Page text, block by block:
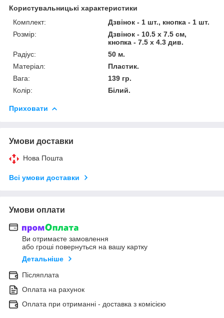
Користувальницькі характеристики
Комплект:
Дзвінок - 1 шт., кнопка - 1 шт.
Розмір:
Дзвінок - 10.5 х 7.5 см,
кнопка - 7.5 х 4.3 див.
Радіус:
50 м.
Матеріал:
Пластик.
Вага:
139 гр.
Колір:
Білий.
Приховати
Умови доставки
Нова Пошта
Всі умови доставки
Умови оплати
Ви отримаєте замовлення
або гроші повернуться на вашу картку
Детальніше
Післяплата
Оплата на рахунок
Оплата при отриманні - доставка з комісією